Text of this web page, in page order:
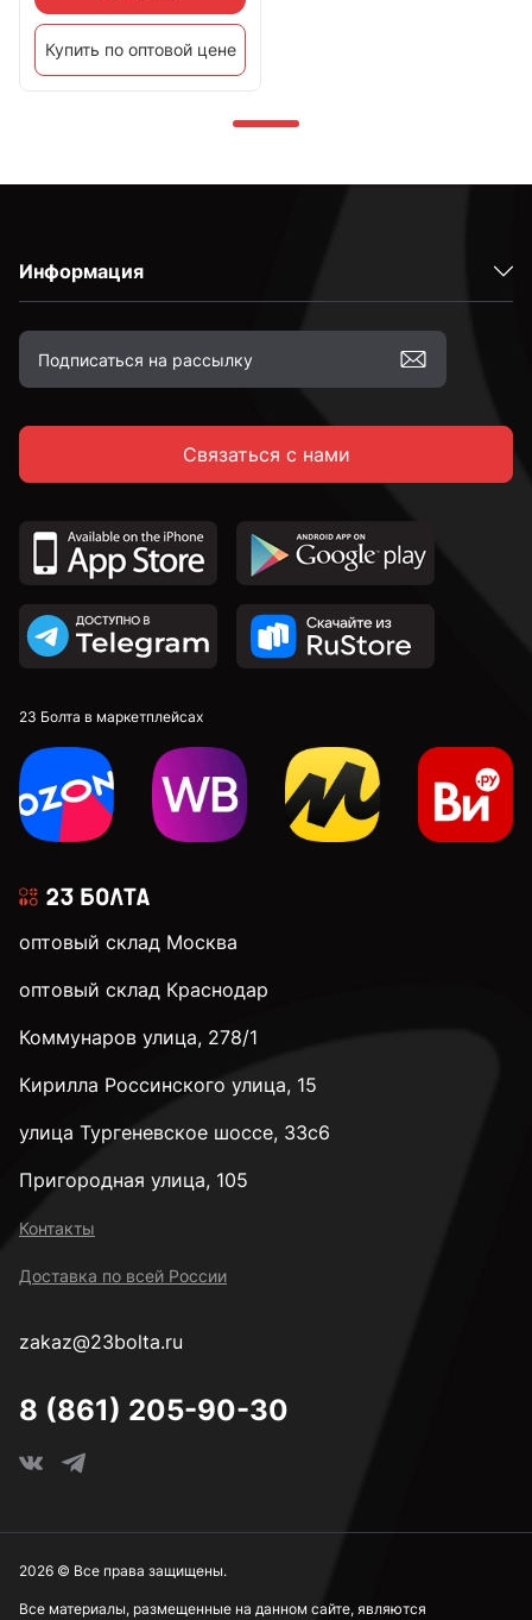
Купить по оптовой цене
Информация
Связаться с нами
23 Болта в маркетплейсах
оптовый склад Москва
оптовый склад Краснодар
Коммунаров улица, 278/1
Кирилла Россинского улица, 15
улица Тургеневское шоссе, 33с6
Пригородная улица, 105
Контакты
Доставка по всей России
zakaz@23bolta.ru
8 (861) 205-90-30
Все материалы, размещенные на данном сайте, являются
2026 © Все права защищены.